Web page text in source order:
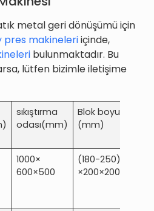
metal geri dönüşümü için
pres makineleriiçinde,
bulunmaktadır. Bu
lütfen bizimle iletişime
sıkıştırma
odası(mm)
Blok boyutu
(mm)
1000×
600×500
(180-250)
×200×200